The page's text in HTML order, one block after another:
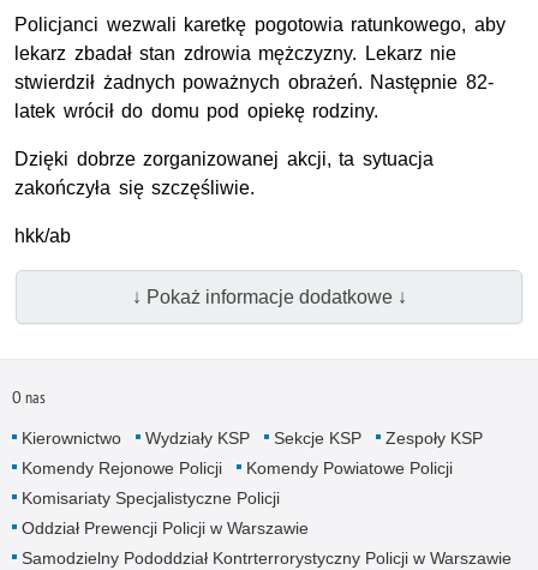
Policjanci wezwali karetkę pogotowia ratunkowego, aby
lekarz zbadał stan zdrowia mężczyzny. Lekarz nie
stwierdził żadnych poważnych obrażeń. Następnie 82-
latek wrócił do domu pod opiekę rodziny.
Dzięki dobrze zorganizowanej akcji, ta sytuacja
zakończyła się szczęśliwie.
hkk/ab
↓ Pokaż informacje dodatkowe ↓
O nas
Kierownictwo Wydziały KSP Sekcje KSP
Zespoły KSP
Komendy Rejonowe Policji
Komendy Powiatowe Policji
Komisariaty Specjalistyczne Policji
Oddział Prewencji Policji w Warszawie
Samodzielny Pododdział Kontrterrorystyczny Policji w Warszawie